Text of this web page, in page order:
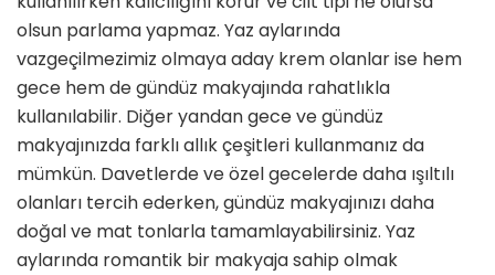
olsun parlama yapmaz. Yaz aylarında
vazgeçilmezimiz olmaya aday krem olanlar ise hem
gece hem de gündüz makyajında rahatlıkla
kullanılabilir. Diğer yandan gece ve gündüz
makyajınızda farklı allık çeşitleri kullanmanız da
mümkün. Davetlerde ve özel gecelerde daha ışıltılı
olanları tercih ederken, gündüz makyajınızı daha
doğal ve mat tonlarla tamamlayabilirsiniz. Yaz
aylarında romantik bir makyaja sahip olmak